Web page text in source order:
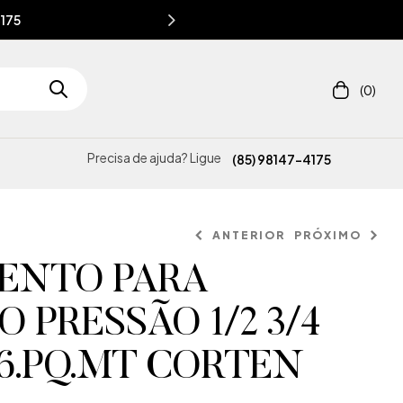
(0)
Precisa de ajuda? Ligue (85) 98147-4175
ANTERIOR PRÓXIMO
PARA
PRESSÃO 1/2 3/4
CORTEN